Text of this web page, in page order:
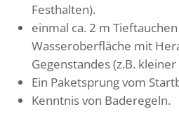
Festhalten).
einmal ca. 2 m
Wasseroberfläche mit
Gegenstandes (z.B. kleiner
Ein Paketsprung vom
Kenntnis von Baderegeln.